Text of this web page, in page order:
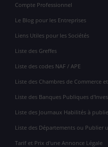
Compte Professionnel
Le Blog pour les Entreprises
Liens Utiles pour les Sociétés
Liste des Greffes
Liste des codes NAF / APE
Liste des Chambres de Commerce
Liste des Banques Publiques
Liste des Journaux Habilités à
Liste des Départements ou Publier
Tarif et Prix d'une Annonce Légale